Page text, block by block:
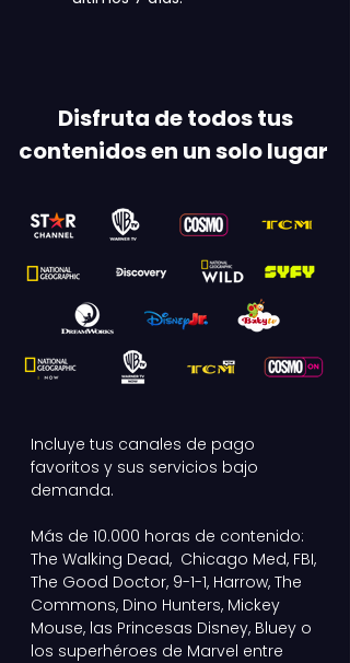
Disfruta de todos tus
contenidos en un solo lugar
Incluye tus canales de pago
favoritos y sus servicios bajo
demanda.
Más de 10.000 horas de contenido:
The Walking Dead, Chicago Med, FBI,
The Good Doctor, 9-1-1, Harrow, The
Commons, Dino Hunters, Mickey
Mouse, las Princesas Disney, Bluey o
los superhéroes de Marvel entre